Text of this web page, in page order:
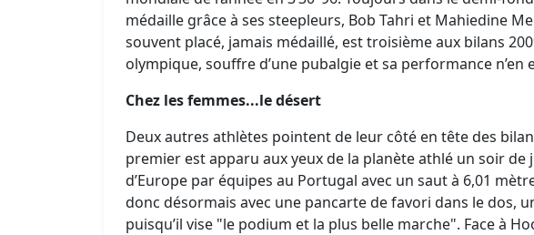
médaille grâce à ses steepleurs, Bob Tahri et Mahiedine
souvent placé, jamais médaillé, est troisième aux bilans
olympique, souffre d’une pubalgie et sa performance n’en
Chez les femmes...le désert
Deux autres athlètes pointent de leur côté en tête des
premier est apparu aux yeux de la planète athlé un soir de
d’Europe par équipes au Portugal avec un saut à 6,01
donc désormais avec une pancarte de favori dans le dos,
puisqu’il vise "le podium et la plus belle marche". Face à